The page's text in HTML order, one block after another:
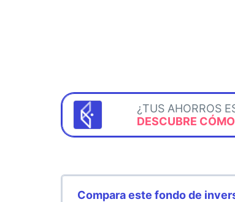
¿TUS AHORROS
DESCUBRE
Compara este fondo de